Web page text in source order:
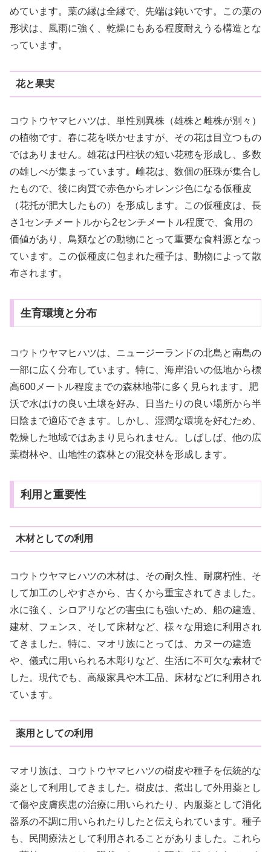
めています。葉の縁は全縁で、先端は鈍いです。この葉の
形状は、風雨に強く、乾燥にもある程度耐えうる構造とな
っています。
花と果実
コウトウヤマヒハツは、単性別異株（雄株と雌株が別々）
の植物です。春に花を咲かせますが、その花は目立つもの
ではありません。雄花は円柱状の短い花穂を形成し、多数
の雄しべが集まっています。雌花は、数個の胚珠が集合し
たもので、後に肉質で赤色からオレンジ色になる仮種皮
（花托が肥大したもの）を形成します。この仮種皮は、長
さ1センチメートルから2センチメートル程度で、食用の
価値があり、鳥類などの動物にとって重要な食料源となっ
ています。この仮種皮に包まれた種子は、動物によって散
布されます。
生育環境と分布
コウトウヤマヒハツは、ニュージーランドの北島と南島の
一部に広く分布しています。特に、海岸沿いの低地から標
高600メートル程度までの森林地帯に多く見られます。肥
沃で水はけの良い土壌を好み、日当たりの良い場所から半
日陰まで適応できます。しかし、湿潤な環境を好むため、
乾燥した地域ではあまり見られません。しばしば、他の広
葉樹林や、山地性の森林との混交林を形成します。
利用と重要性
木材としての利用
コウトウヤマヒハツの木材は、その耐久性、耐腐朽性、そ
して加工のしやすさから、古くから重宝されてきました。
水に強く、シロアリなどの害虫にも強いため、船の建造、
建材、フェンス、そして床材など、様々な用途に利用され
てきました。特に、マオリ族にとっては、カヌーの建造
や、儀式に用いられる木彫りなど、生活に不可欠な素材で
した。現代でも、高級家具や木工品、床材などに利用され
ています。
薬用としての利用
マオリ族は、コウトウヤマヒハツの樹皮や種子を伝統的な
薬として利用してきました。樹皮は、煮出して外用薬とし
て傷や皮膚疾患の治療に用いられたり、内服薬として消化
器系の不調に用いられたりしたと伝えられています。種子
も、民間療法として利用されることがありました。これら